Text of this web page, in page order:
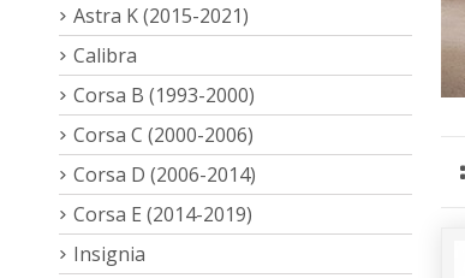
Astra K (2015-2021)
Calibra
Corsa B (1993-2000)
Corsa C (2000-2006)
Corsa D (2006-2014)
Corsa E (2014-2019)
Insignia